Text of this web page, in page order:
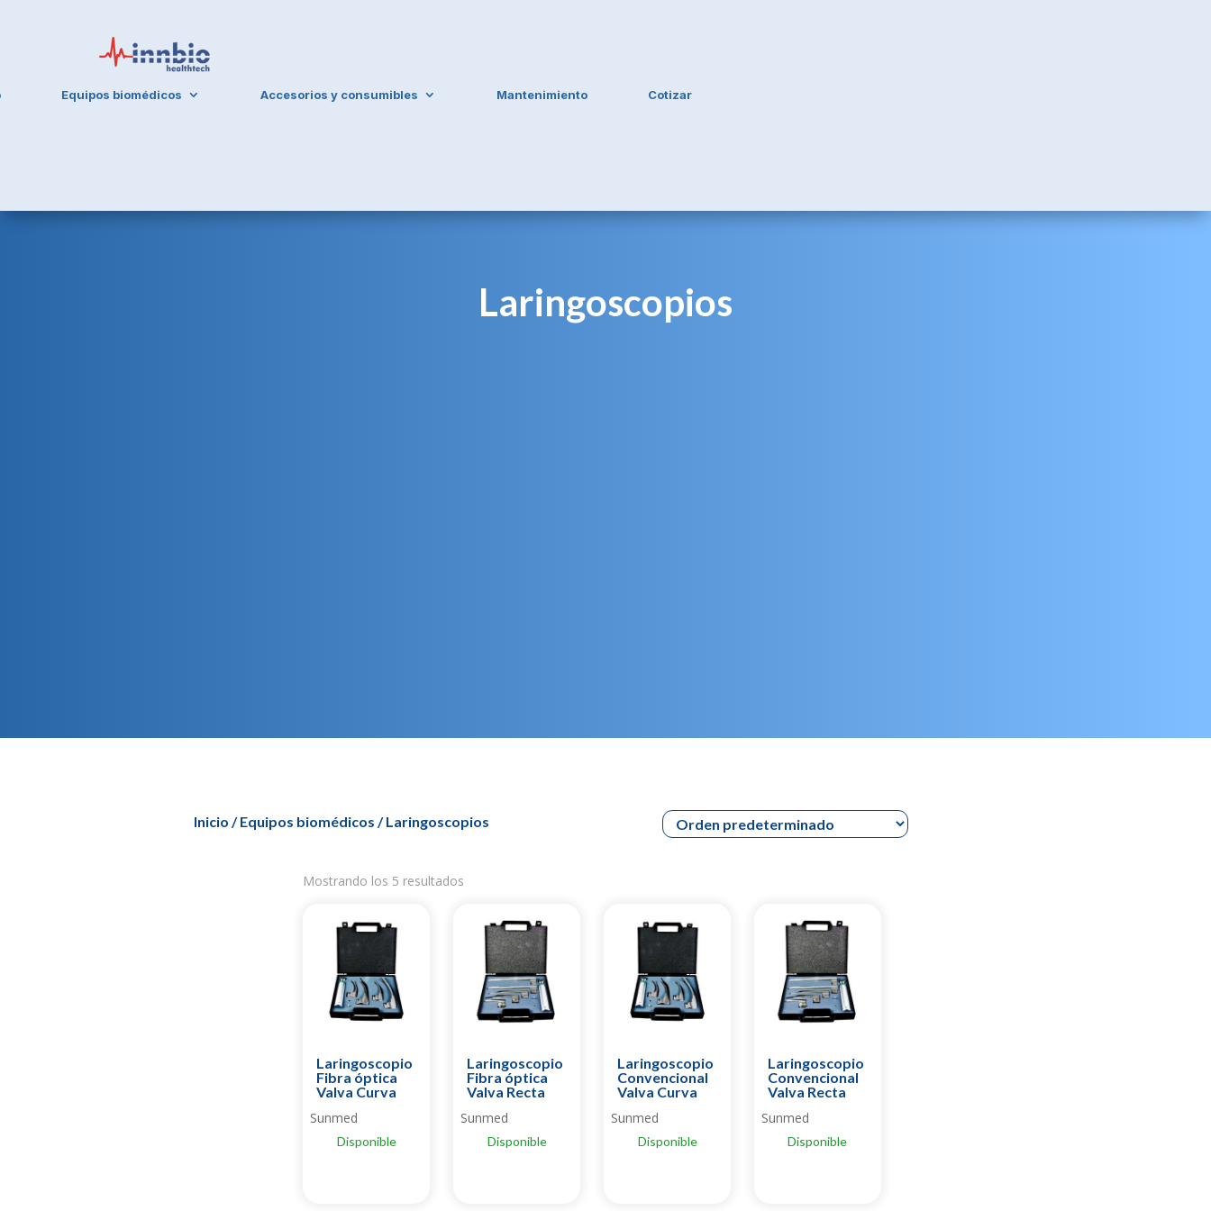
Equipos biomédicos Accesorios y consumibles Mantenimiento Cotizar
Laringoscopios
Inicio /Equipos biomédicos / Laringoscopios
Mostrando los 5 resultados
Laringoscopio
Fibra óptica
Valva Curva
Sunmed
Disponible
Laringoscopio
Fibra óptica
Valva Recta
Sunmed
Disponible
Laringoscopio
Convencional
Valva Curva
Sunmed
Disponible
Laringoscopio
Convencional
Valva Recta
Sunmed
Disponible